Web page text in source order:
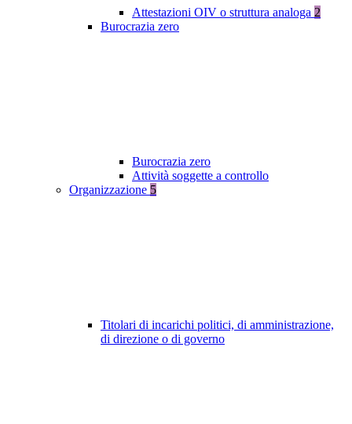
Attestazioni OIV o struttura analoga 2
Burocrazia zero
Burocrazia zero
Attività soggette a controllo
Organizzazione 5
Titolari di incarichi politici, di amministrazione,
di direzione o di governo